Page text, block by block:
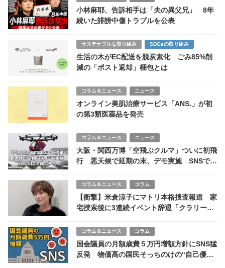
小林麻耶、告訴相手は「夫の異父兄」 8年
続いた誹謗中傷トラブルを公表
サステナブルな取り組み SDGsの取り組み
生活の木がEC配送を脱炭素化 ごみ85%削
減の「ポスト返却」梱包とは
コラム＆ニュース ニュース
オンライン美肌治療サービス「ANS.」が初
の第3類医薬品を発売
コラム＆ニュース ニュース
大阪・関西万博「空飛ぶクルマ」ついに初飛
行 悪天候で延期の末、デモ実施 SNSでは
コラム＆ニュース コラム
【衝撃】米倉涼子にマトリ本格捜査報道 家
宅捜索後に3連続イベント辞退「クラリーノ
コラム＆ニュース コラム
国会議員の月額歳費５万円増額方針にSNS猛
反発 物価高の国民そっちのけの“自己優